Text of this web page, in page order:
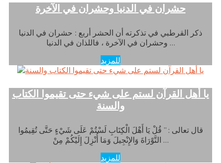
حشران في الدنيا وحشران في الآخرة
ذكر القرطبي في تذكرته أن الحشر أربع : حشران في الدنيا
وحشران في الآخرة ، فاللذان في الدنيا …
للمزيد
يا أهل القرآن لستم على شيء حتى تقيموا الكتاب
والسنة
قال تعالى : ” قُلْ يَا أَهْلَ الْكِتَابِ لَسْتُمْ عَلَى شَيْءٍ حَتَّى تُقِيمُوا
التَّوْرَاةَ وَالإِنْجِيلَ وَمَا أُنْزِلَ إِلَيْكُمْ مِنْ …
للمزيد